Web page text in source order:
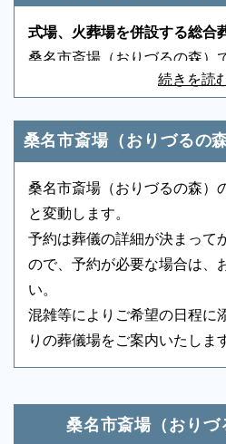
友人葬対応
葬祭ディレクター
音響、照明設備
親族控室
浴室
アメニティセット
テレビ
バリアフリー意識
ロビー
・桑名市斎場（お
続きを読
式場、火葬場を併設する総合
桑名市斎場（おりづるの森）
い。桑名市斎場（おりづるの
族葬や一般的なお葬式が行わ
は、申込み順になりますので
い。迅速に手配いたします。
ださい
ご状況・ご希望などをお伺い
桑名市斎場（おりづるの
桑名市斎場（おりづるの森）
と変動します。
予約は葬儀の詳細が決まって
ので、予約が必要な場合は、
い。
混雑等によりご希望の日程に
りの葬儀場をご案内いたしま
桑名市斎場（おりづ